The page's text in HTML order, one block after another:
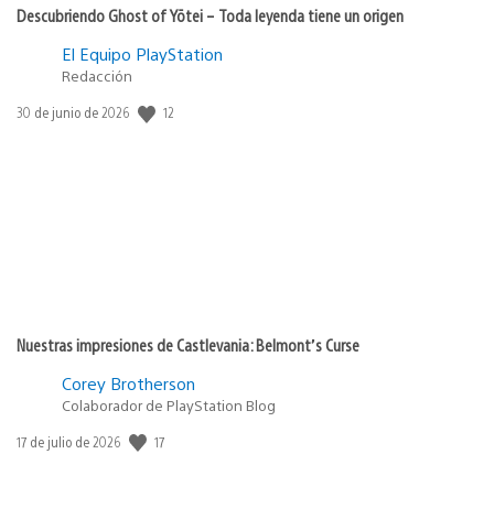
Descubriendo Ghost of Yōtei – Toda leyenda tiene un origen
El Equipo PlayStation
Redacción
Fecha
30 de junio de 2026 12
Nuestras impresiones de Castlevania: Belmont’s Curse
Corey Brotherson
Colaborador de PlayStation Blog
Fecha
17 de julio de 2026 17